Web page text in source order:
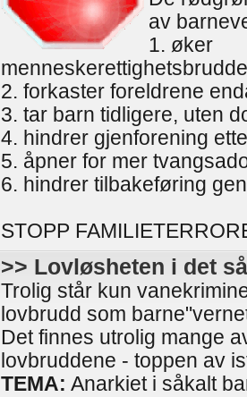
av
1. øker
2. forkaster foreldrene
3. tar barn tidligere, uten
4. hindrer gjenforening
5. åpner for mer
6. hindrer tilbakeføring
STOPP
>> Lovløsheten i det
Trolig står kun
lovbrudd som
Det finnes utrolig mange
lovbruddene - toppen av
TEMA: Anarkiet i såkalt